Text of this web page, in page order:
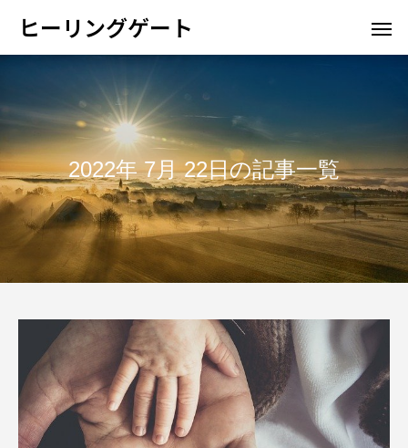
ヒーリングゲート
2022年 7月 22日の記事一覧